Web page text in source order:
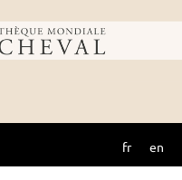
du
fr en